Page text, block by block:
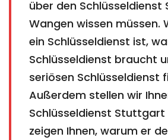
über den
Wangen wissen müssen.
ein Schlüsseldienst ist,
Schlüsseldienst braucht
seriösen Schlüsseldienst
Außerdem stellen wir
Schlüsseldienst Stuttgart
zeigen Ihnen, warum er